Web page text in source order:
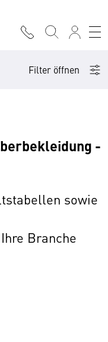
Filter öffnen
-
sowie
Branche